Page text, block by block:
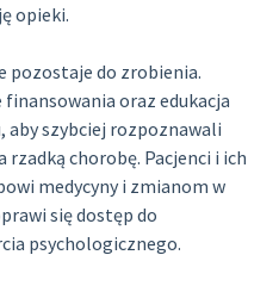
opieki.
pozostaje do zrobienia.
oraz edukacja
szybciej rozpoznawali
rzadką chorobę. Pacjenci i ich
medycyny i zmianom w
się dostęp do
psychologicznego.